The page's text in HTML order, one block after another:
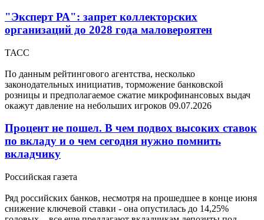
"Эксперт РА": запрет коллекторских
организаций до 2028 года маловероятен
ТАСС
По данным рейтингового агентства, несколько
законодательных инициатив, торможение банковской
розницы и предполагаемое сжатие микрофинансовых выдач
окажут давление на небольших игроков 09.07.2026
Процент не пошел. В чем подвох высоких ставок
по вкладу и о чем сегодня нужно помнить
вкладчику
Российская газета
Ряд российских банков, несмотря на прошедшее в конце июня
снижение ключевой ставки - она опустилась до 14,25%